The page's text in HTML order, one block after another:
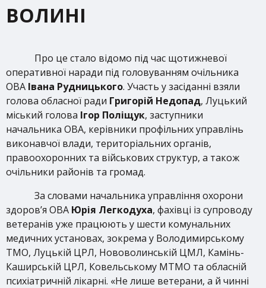
ВОЛИНІ
Про це стало відомо під час щотижневої
оперативної наради під головуванням очільника
ОВА Івана Рудницького. Участь у засіданні взяли
голова обласної ради Григорій Недопад, Луцький
міський голова Ігор Поліщук, заступники
начальника ОВА, керівники профільних управлінь
виконавчої влади, територіальних органів,
правоохоронних та військових структур, а також
очільники районів та громад.
За словами начальника управління охорони
здоров’я ОВА Юрія Легкодуха, фахівці із супроводу
ветеранів уже працюють у шести комунальних
медичних установах, зокрема у Володимирському
ТМО, Луцькій ЦРЛ, Нововолинській ЦМЛ, Камінь-
Каширській ЦРЛ, Ковельському МТМО та обласній
психіатричній лікарні. «Не лише ветерани, а й чинні